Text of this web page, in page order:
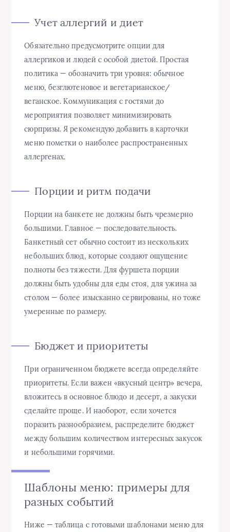
Учет аллергий и диет
Обязательно предусмотрите опции для
аллергиков и людей с особой диетой. Простая
политика — обозначить три уровня: обычное
меню, безглютеновое и вегетарианское/
веганское. Коммуникация с гостями до
мероприятия позволяет минимизировать
сюрпризы. Я рекомендую добавить в карточки
меню пометки о наиболее распространенных
аллергенах.
Порции и ритм подачи
Порции на банкете не должны быть чрезмерно
большими. Главное — последовательность.
Банкетный сет обычно состоит из нескольких
небольших блюд, которые создают ощущение
полноты без тяжести. Для фуршета порции
должны быть удобны для еды стоя, для ужина за
столом — более изысканно сервированы, но тоже
умеренные по размеру.
Бюджет и приоритеты
При ограниченном бюджете всегда определяйте
приоритеты. Если важен «вкусный центр» вечера,
вложитесь в основное блюдо и десерт, а закуски
сделайте проще. И наоборот, если хочется
поразить разнообразием, распределите бюджет
между большим количеством интересных закусок
и небольшими горячими.
Шаблоны меню: примеры для
разных событий
Ниже — таблица с готовыми шаблонами меню для